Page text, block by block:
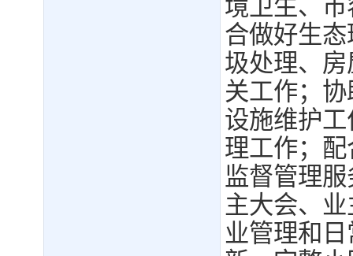
境卫生、
合做好生
圾处理、
关工作；
设施维护
理工作；
监督管理
主大会、
业管理和